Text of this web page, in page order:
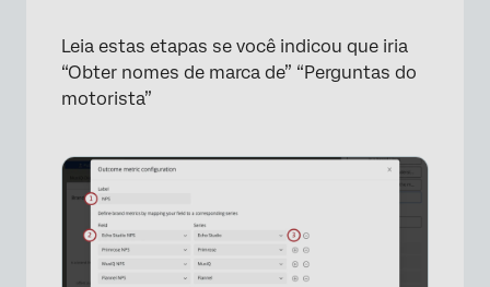
Leia estas etapas se você indicou que iria
“Obter nomes de marca de” “Perguntas do
motorista”